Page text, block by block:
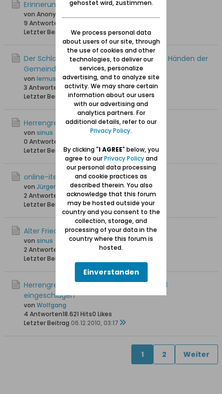
Erinnerungen aus Herrengrebin
von Anonymus
9 Antworten
Letzter Beitrag
26.11.2012, 13:18
Der Schloss in Herrengrebin wieder in den Händen der
Gemeinde
von lemusz71
3 Antworten
18.392 Hits0 Likes
Letzter Beitrag10.02.2012, 21:34
Herrengrebin bei google earth
von sinus
0 Antworten
Letzter Beitrag 27.12.2011, 23:41
online-iteratur Herrengrebin
von Jürgen Albrecht
2 Antworten
19.538 Hits0 Likes
Letzter Beitrag26.07.2011, 19:10
Alter Friedhof Herrengrebin
von sinus
2 Antworten
0 Likes
Letzter Beitrag
Herrengrebin 1657: Mit der Axt die Schädel
eingeschlagen
von Wolfgang
4 Antworten18.621 Hits0 Likes
Letzter Beitrag 06.12.2010, 03:17
1 2 Weiter
gehostet wird, zustimmen.
We process personal data
about users of our site, through
the use of cookies and other
technologies, to deliver our
services, personalize
advertising, and to analyze site
activity. We may share certain
information about our users
with our advertising and
analytics partners. For
additional details, refer to our
Privacy Policy.
By clicking "I AGREE" below, you
agree to ourPrivacy Policyand
our personal data processing
and cookie practices as
described therein. You also
acknowledge that this forum
may be hosted outside your
country and you consent to the
collection, storage, and
processing of your data in the
country where this forum is
hosted.
Einverstanden